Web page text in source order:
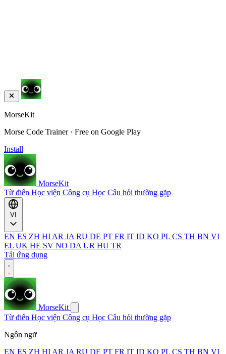
MorseKit
Morse Code Trainer · Free on Google Play
Install
MorseKit
Từ điển Học viện Công cụ Học Câu hỏi thường gặp
EN ES ZH HI AR JA RU DE PT FR IT ID KO PL CS TH BN VI
EL UK HE SV NO DA UR HU TR
Tải ứng dụng
MorseKit
Từ điển Học viện Công cụ Học Câu hỏi thường gặp
Ngôn ngữ
EN ES ZH HI AR JA RU DE PT FR IT ID KO PL CS TH BN VI